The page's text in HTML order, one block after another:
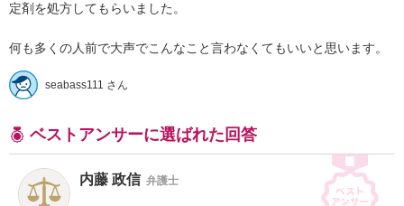
定剤を処方してもらいました。
何も多くの人前で大声でこんなこと言わなくてもいいと思います。
seabass111 さん
ベストアンサーに選ばれた回答
内藤 政信 弁護士